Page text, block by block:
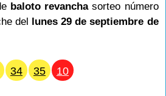
baloto revanchasorteo número
del lunes 29 de septiembre de
34 35 10